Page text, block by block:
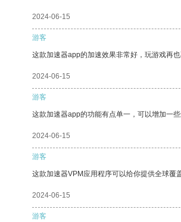
2024-06-15
游客
这款加速器app的加速效果非常好，玩游戏再
2024-06-15
游客
这款加速器app的功能有点单一，可以增加一
2024-06-15
游客
这款加速器VPM应用程序可以给你提供全球覆
2024-06-15
游客